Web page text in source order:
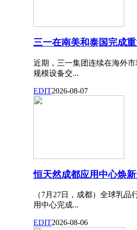
三一在南美和泰国完成
近期，三一集团连续在海外
规模设备交...
EDIT2026-08-07
恒天然成都应用中心焕
（7月27日，成都）全球乳
用中心完成...
EDIT2026-08-06